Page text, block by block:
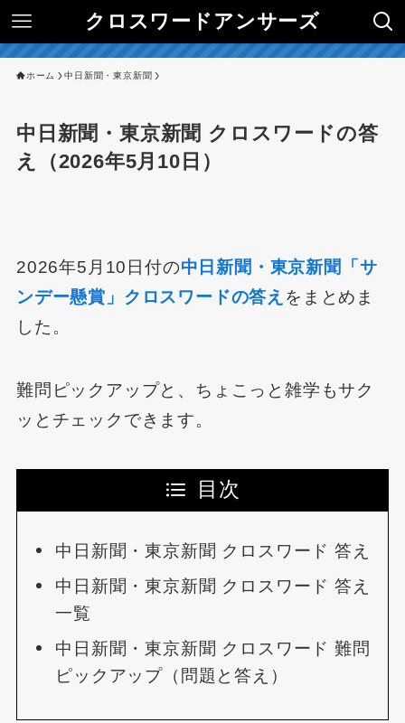
クロスワードアンサーズ
ホーム 中日新聞・東京新聞
中日新聞・東京新聞 クロスワードの答
え（2026年5月10日）
2026年5月10日付の中日新聞・東京新聞「サ
ンデー懸賞」クロスワードの答え をまとめま
した。
難問ピックアップと、ちょこっと雑学もサク
ッとチェックできます。
目次
中日新聞・東京新聞 クロスワード 答え
中日新聞・東京新聞 クロスワード 答え
一覧
中日新聞・東京新聞 クロスワード 難問
ピックアップ（問題と答え）